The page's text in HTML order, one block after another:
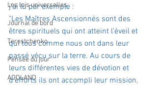
Les lois universelles
Journal de bord
Terestchenko
Pensée du jour
ADOLAND
j'ai lu par exemple :
"Les Maîtres Ascensionnés sont des
êtres spirituels qui ont atteint l'éveil et
qui tous comme nous ont dans leur
passé vécu sur la terre. Au cours de
leurs différentes vies de dévotion et
d'efforts ils ont accompli leur mission,